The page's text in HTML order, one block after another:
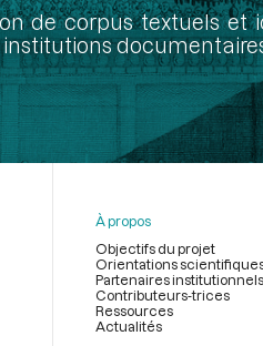
de corpus textuels et
À propos
Objectifs du projet
Orientations
Partenaires institutionnels
Contributeurs-trices
Ressources
Actualités